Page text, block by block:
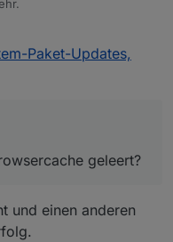
Browsercache geleert?
Paket-Updates,
geleert?
und einen anderen